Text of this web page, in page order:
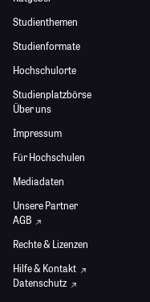
Studienthemen
Studienformate
Hochschulorte
Studienplatzbörse
Über uns
Impressum
Für Hochschulen
Mediadaten
Unsere Partner
AGB
Rechte & Lizenzen
Hilfe & Kontakt
Datenschutz